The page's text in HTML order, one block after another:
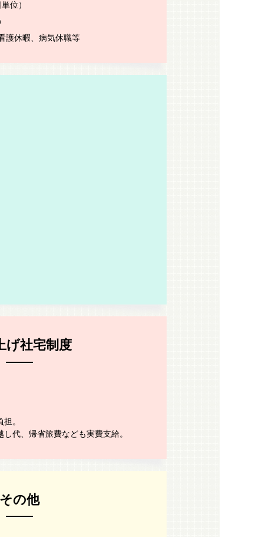
位）
護休暇、病気休職等
げ社宅制度
。
代、帰省旅費なども実費支給。
その他